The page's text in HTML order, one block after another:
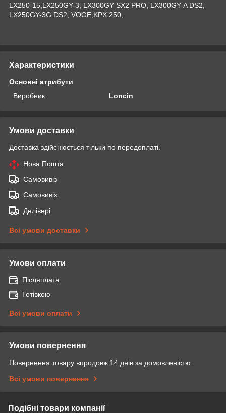
LX250-15,LX250GY-3, LX300GY SX2 PRO, LX300GY-A DS2,
LX250GY-3G DS2, VOGE,KPX 250,
Характеристики
Основні атрибути
Виробник
Loncin
Умови доставки
Доставка здійснюється тільки по передоплаті.
Нова Пошта
Самовивіз
Самовивіз
Делівері
Всі умови доставки
Умови оплати
Післяплата
Готівкою
Всі умови оплати
Умови повернення
Повернення товару впродовж 14 днів за домовленістю
Всі умови повернення
Подібні товари компанії